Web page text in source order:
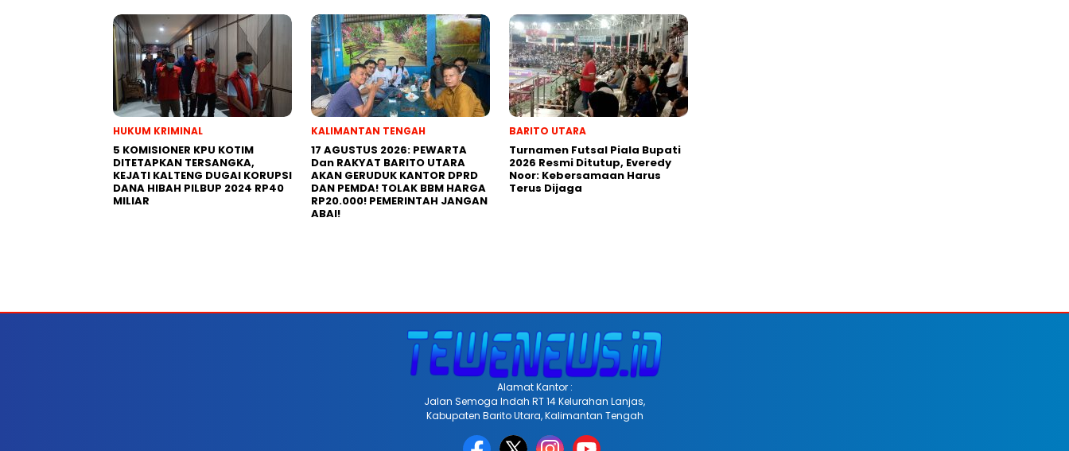
HUKUM KRIMINAL
5 KOMISIONER KPU KOTIM
DITETAPKAN TERSANGKA,
KEJATI KALTENG DUGAI KORUPSI
DANA HIBAH PILBUP 2024 RP40
MILIAR
KALIMANTAN TENGAH
17 AGUSTUS 2026: PEWARTA
Dan RAKYAT BARITO UTARA
AKAN GERUDUK KANTOR DPRD
DAN PEMDA! TOLAK BBM HARGA
RP20.000! PEMERINTAH JANGAN
ABAI!
BARITO UTARA
Turnamen Futsal Piala Bupati
2026 Resmi Ditutup, Everedy
Noor: Kebersamaan Harus
Terus Dijaga
Alamat Kantor :
Jalan Semoga Indah RT 14 Kelurahan Lanjas,
Kabupaten Barito Utara, Kalimantan Tengah